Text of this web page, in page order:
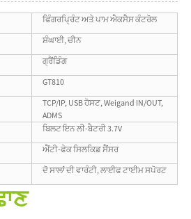
ਫਿੰਗਰਪ੍ਰਿੰਟ ਅਤੇ ਪਾਮ ਐਕਸੈਸ ਕੰਟਰੋਲ
ਸ਼ੰਘਾਈ, ਚੀਨ
ਗ੍ਰੈਂਡਿੰਗ
GT810
TCP/IP, USB ਹੋਸਟ, Weigand IN/OUT,
ADMS
ਬਿਲਟ ਇਨ ਲੀ-ਬੈਟਰੀ 3.7V
ਐਂਟੀ-ਫੇਕ ਸਿਲਕਿਡ ਸੈਂਸਰ
ਦੋ ਸਾਲਾਂ ਦੀ ਵਾਰੰਟੀ, ਲਾਈਫ ਟਾਈਮ ਸਪੋਰਟ